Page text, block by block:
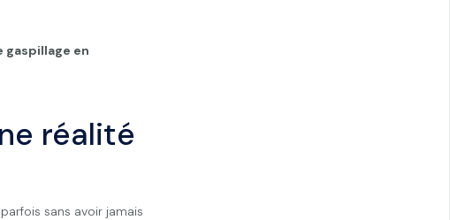
en
réalité
parfois sans avoir jamais